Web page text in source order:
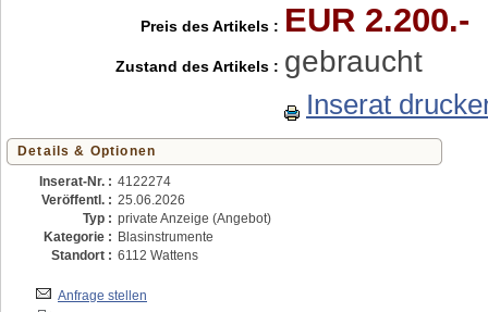
Preis des Artikels : EUR 2.200.-
Zustand des Artikels : gebraucht
Inserat
Details & Optionen
Inserat-Nr. : 4122274
Veröffentl. : 25.06.2026
Typ : private Anzeige (Angebot)
Kategorie : Blasinstrumente
Standort : 6112 Wattens
Anfrage stellen